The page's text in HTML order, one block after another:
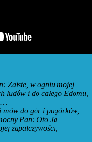
Zaiste, w ogniu mojej
ludów i do całego Edomu,
…
mów do gór i pagórków,
Pan: Oto Ja
zapalczywości,